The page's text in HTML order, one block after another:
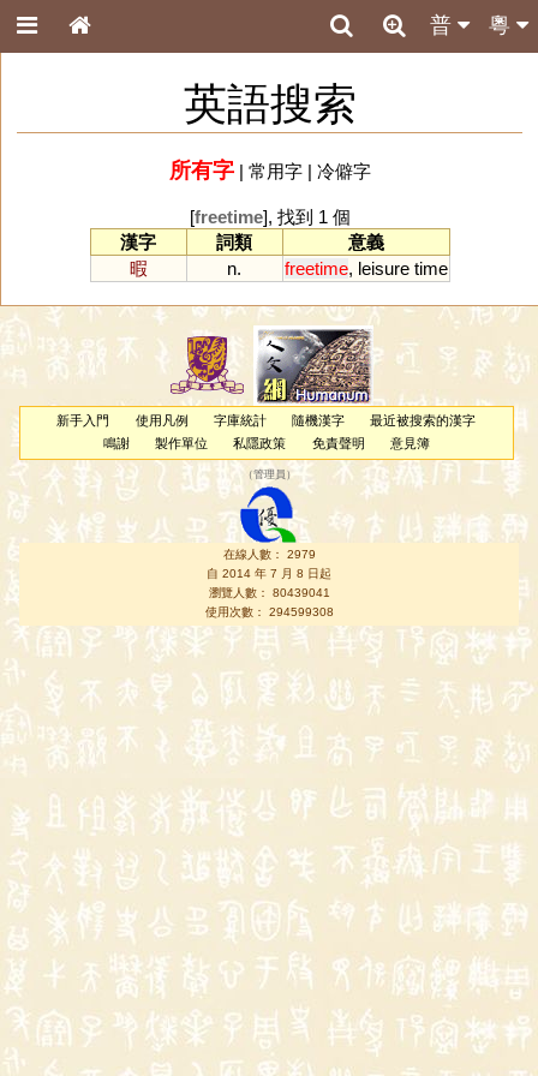
粵
普
英語搜索
所有字| 常用字| 冷僻字
[freetime], 找到 1 個
漢字
詞類
意義
暇
n. freetime, leisure time
新手入門 使用凡例 字庫統計 隨機漢字
最近被搜索的漢字
鳴謝
製作單位 私隱政策 免責聲明 意見簿
（管理員 ）
在線人數： 2979
自 2014 年 7 月 8 日起
瀏覽人數： 80439041
使用次數： 294599308